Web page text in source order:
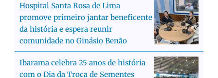
Hospital Santa Rosa de Lima
promove primeiro jantar beneficente
da história e espera reunir
comunidade no Ginásio Benão
Ibarama celebra 25 anos de história
com o Dia da Troca de Sementes